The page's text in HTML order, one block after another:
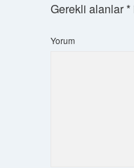
Gerekli alanlar*
Yorum